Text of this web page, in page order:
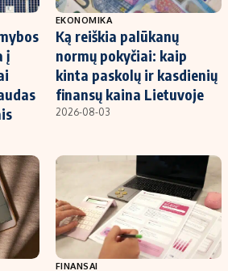
į
EKONOMIKA
Ką reiškia palūkanų
normų pokyčiai: kaip
kinta paskolų ir kasdienių
finansų kaina Lietuvoje
2026-08-03
FINANSAI